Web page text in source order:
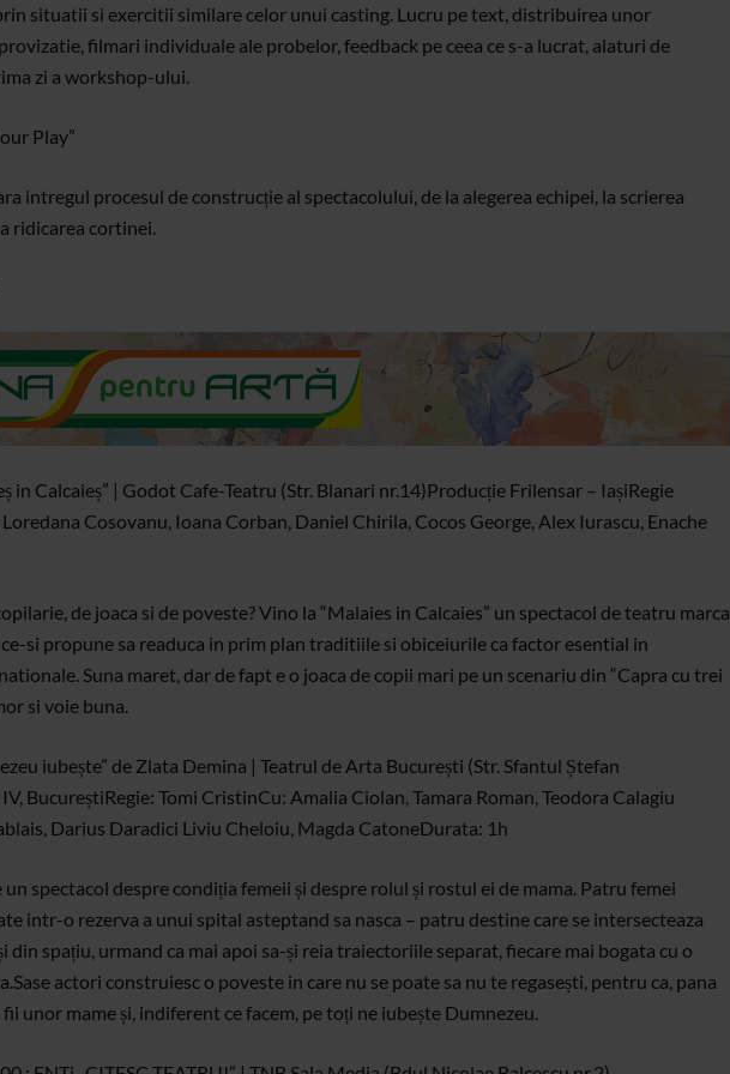
situatii si exercitii similare celor unui casting. Lucru pe text, distribuirea unor
filmari individuale ale probelor, feedback pe ceea ce s-a lucrat, alaturi de
zi a workshop-ului.
Play”
intregul procesul de construcție al spectacolului, de la alegerea echipei, la scrierea
ridicarea cortinei.
in Calcaieș” | Godot Cafe-Teatru (Str. Blanari nr.14)Producție Frilensar – IașiRegie
Cosovanu, Ioana Corban, Daniel Chirila, Cocos George, Alex Iurascu, Enache
de joaca si de poveste? Vino la “Malaies in Calcaies” un spectacol de teatru marca
si propune sa readuca in prim plan traditiile si obiceiurile ca factor esential in
Suna maret, dar de fapt e o joaca de copii mari pe un scenariu din “Capra cu trei
si voie buna.
iubește” de Zlata Demina | Teatrul de Arta București (Str. Sfantul Ștefan
BucureștiRegie: Tomi CristinCu: Amalia Ciolan, Tamara Roman, Teodora Calagiu
Darius Daradici Liviu Cheloiu, Magda CatoneDurata: 1h
spectacol despre condiția femeii și despre rolul și rostul ei de mama. Patru femei
intr-o rezerva a unui spital asteptand sa nasca – patru destine care se intersecteaza
spațiu, urmand ca mai apoi sa-și reia traiectoriile separat, fiecare mai bogata cu o
Sase actori construiesc o poveste in care nu se poate sa nu te regasești, pentru ca, pana
unor mame și, indiferent ce facem, pe toți ne iubește Dumnezeu.